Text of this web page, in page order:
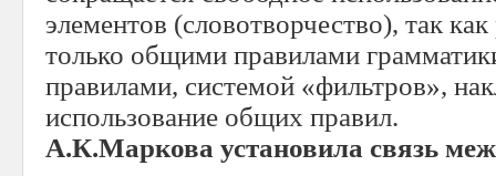
элементов (словотворчество), так
только общими правилами
правилами, системой «фильтров»,
использование общих правил.
А.К.Маркова установила связь